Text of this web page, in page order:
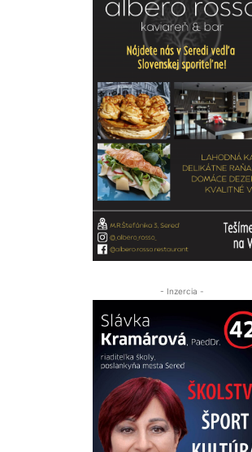
- Inzercia -